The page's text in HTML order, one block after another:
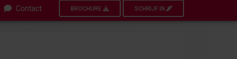
Contact BROCHURE SCHRIJF IN